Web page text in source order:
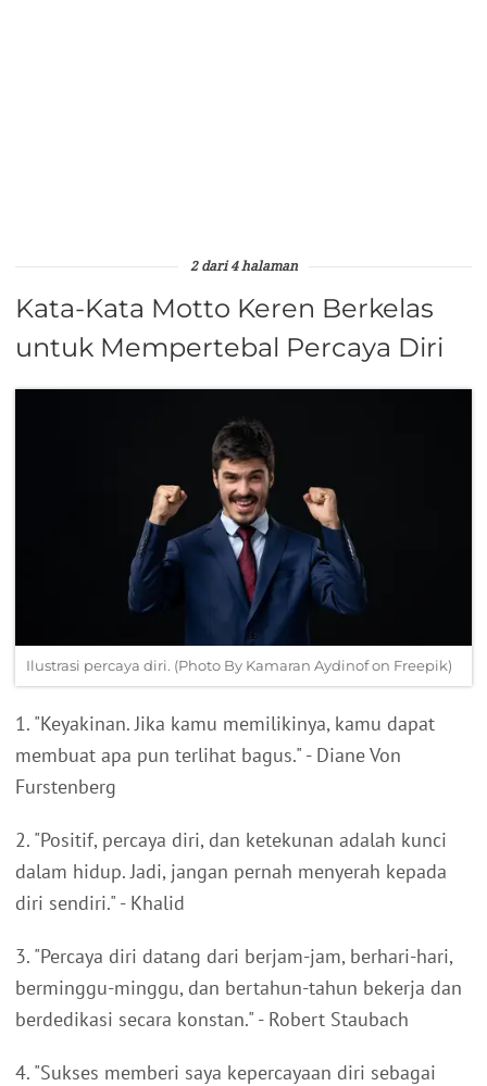
2 dari 4 halaman
Kata-Kata Motto Keren Berkelas
untuk Mempertebal Percaya Diri
Ilustrasi percaya diri. (Photo By Kamaran Aydinof on Freepik)
1. "Keyakinan. Jika kamu memilikinya, kamu dapat
membuat apa pun terlihat bagus." - Diane Von
Furstenberg
2. "Positif, percaya diri, dan ketekunan adalah kunci
dalam hidup. Jadi, jangan pernah menyerah kepada
diri sendiri." - Khalid
3. "Percaya diri datang dari berjam-jam, berhari-hari,
berminggu-minggu, dan bertahun-tahun bekerja dan
berdedikasi secara konstan." - Robert Staubach
4. "Sukses memberi saya kepercayaan diri sebagai